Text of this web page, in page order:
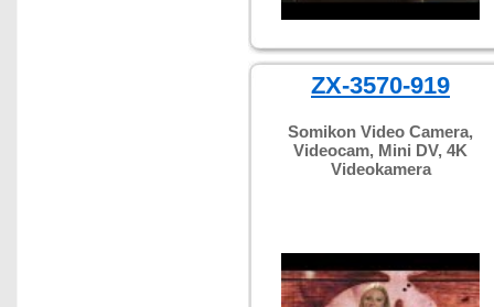
ZX-3570-919
Somikon Video Camera,
Videocam, Mini DV, 4K
Videokamera